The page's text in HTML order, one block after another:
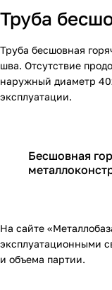
Труба
Труба бесшовная
шва. Отсутствие
наружный диаметр
эксплуатации.
Бесшовная
На сайте
эксплуатационными
и объема партии.